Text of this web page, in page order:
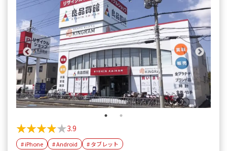
★★★★★
★★★★★3.9
# iPhone # Android # タブレット